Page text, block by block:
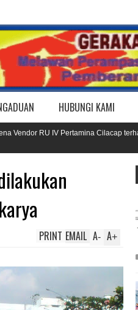
HUBUNGI KAMI
RU IV Pertamina Cilacap
A+
A-
EMAIL
PRINT